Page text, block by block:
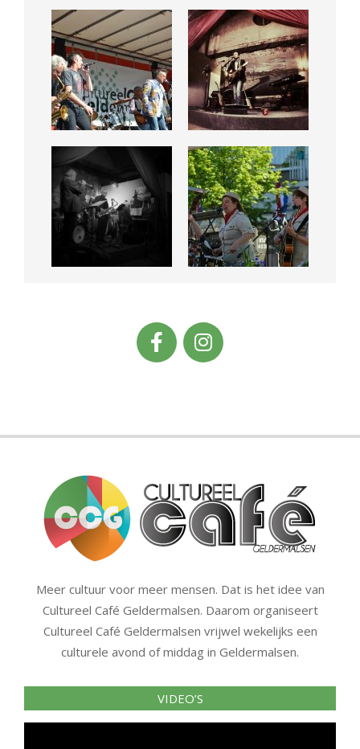
Meer cultuur voor meer mensen. Dat is het idee van
Cultureel Café Geldermalsen. Daarom organiseert
Cultureel Café Geldermalsen vrijwel wekelijks een
culturele avond of middag in Geldermalsen.
VIDEO’S